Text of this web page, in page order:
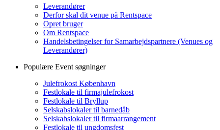
Leverandører
Derfor skal dit venue på Rentspace
Opret bruger
Om Rentspace
Handelsbetingelser for Samarbejdspartnere (Venues og
Leverandører)
Populære Event søgninger
Julefrokost København
Festlokale til firmajulefrokost
Festlokale til Bryllup
Selskabslokaler til barnedåb
Selskabslokaler til firmaarrangement
Festlokale til ungdomsfest